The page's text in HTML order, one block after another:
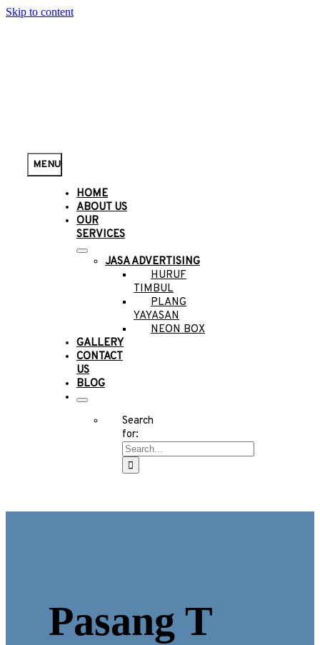
Skip to content
MENU
HOME
ABOUT US
OUR
SERVICES
JASA ADVERTISING
HURUF
TIMBUL
PLANG
YAYASAN
NEON BOX
GALLERY
CONTACT
US
BLOG
Search
for:
Pasang T